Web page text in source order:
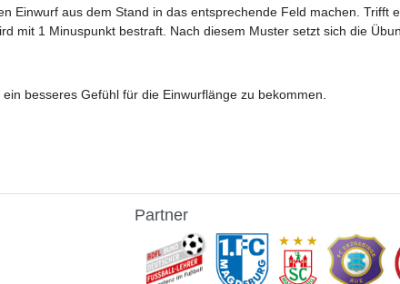
Einwurf aus dem Stand in das entsprechende Feld machen. Trifft
mit 1 Minuspunkt bestraft. Nach diesem Muster setzt sich die
besseres Gefühl für die Einwurflänge zu bekommen.
Partner